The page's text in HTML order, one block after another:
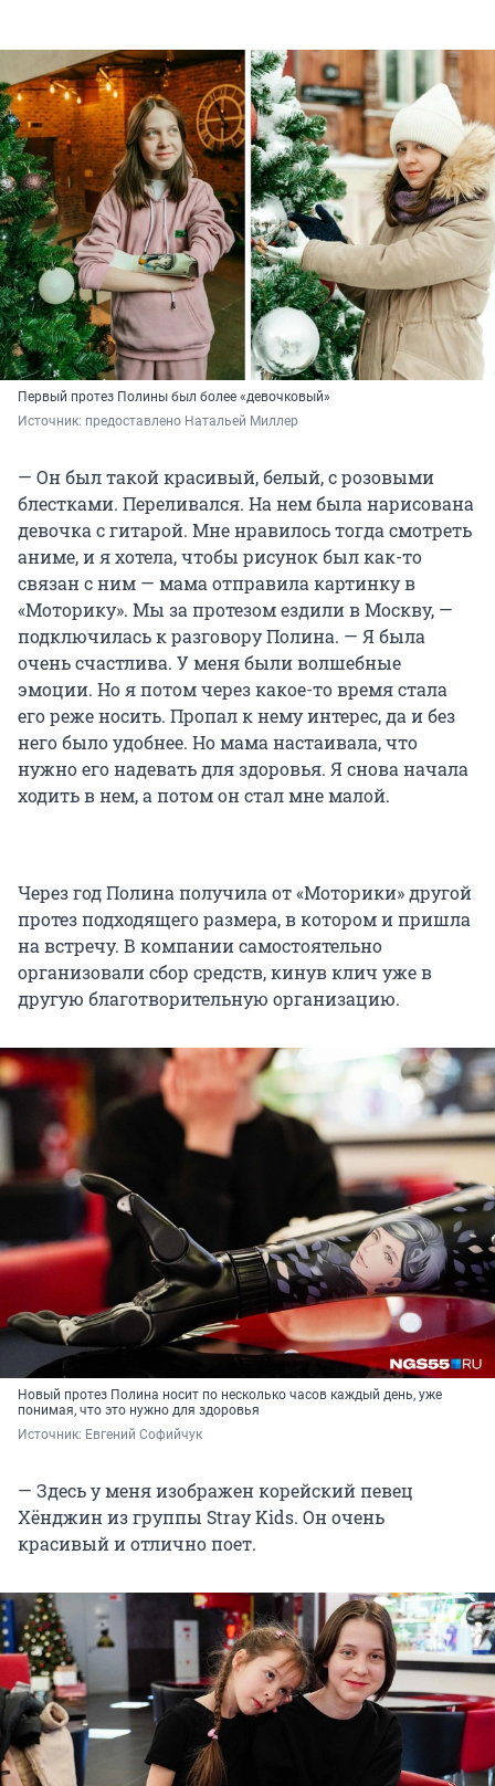
Первый протез Полины был более «девочковый»
Источник: предоставлено Натальей Миллер
— Он был такой красивый, белый, с розовыми
блестками. Переливался. На нем была нарисована
девочка с гитарой. Мне нравилось тогда смотреть
аниме, и я хотела, чтобы рисунок был как-то
связан с ним — мама отправила картинку в
«Моторику». Мы за протезом ездили в Москву, —
подключилась к разговору Полина. — Я была
очень счастлива. У меня были волшебные
эмоции. Но я потом через какое-то время стала
его реже носить. Пропал к нему интерес, да и без
него было удобнее. Но мама настаивала, что
нужно его надевать для здоровья. Я снова начала
ходить в нем, а потом он стал мне малой.
Через год Полина получила от «Моторики» другой
протез подходящего размера, в котором и пришла
на встречу. В компании самостоятельно
организовали сбор средств, кинув клич уже в
другую благотворительную организацию.
Новый протез Полина носит по несколько часов каждый день, уже
понимая, что это нужно для здоровья
Источник: Евгений Софийчук
— Здесь у меня изображен корейский певец
Хёнджин из группы Stray Kids. Он очень
красивый и отлично поет.